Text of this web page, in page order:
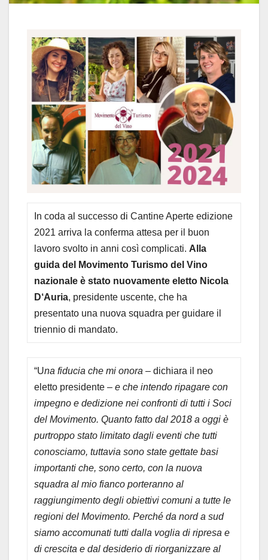
In coda al successo di Cantine Aperte edizione
2021 arriva la conferma attesa per il buon
lavoro svolto in anni così complicati. Alla
guida del Movimento Turismo del Vino
nazionale è stato nuovamente eletto Nicola
D‘Auria, presidente uscente, che ha
presentato una nuova squadra per guidare il
triennio di mandato.
“Una fiducia che mi onora– dichiara il neo
eletto presidente – e che intendo ripagare con
impegno e dedizione nei confronti di tutti i Soci
del Movimento. Quanto fatto dal 2018 a oggi è
purtroppo stato limitato dagli eventi che tutti
conosciamo, tuttavia sono state gettate basi
importanti che, sono certo, con la nuova
squadra al mio fianco porteranno al
raggiungimento degli obiettivi comuni a tutte le
regioni del Movimento. Perché da nord a sud
siamo accomunati tutti dalla voglia di ripresa e
di crescita e dal desiderio di riorganizzare al